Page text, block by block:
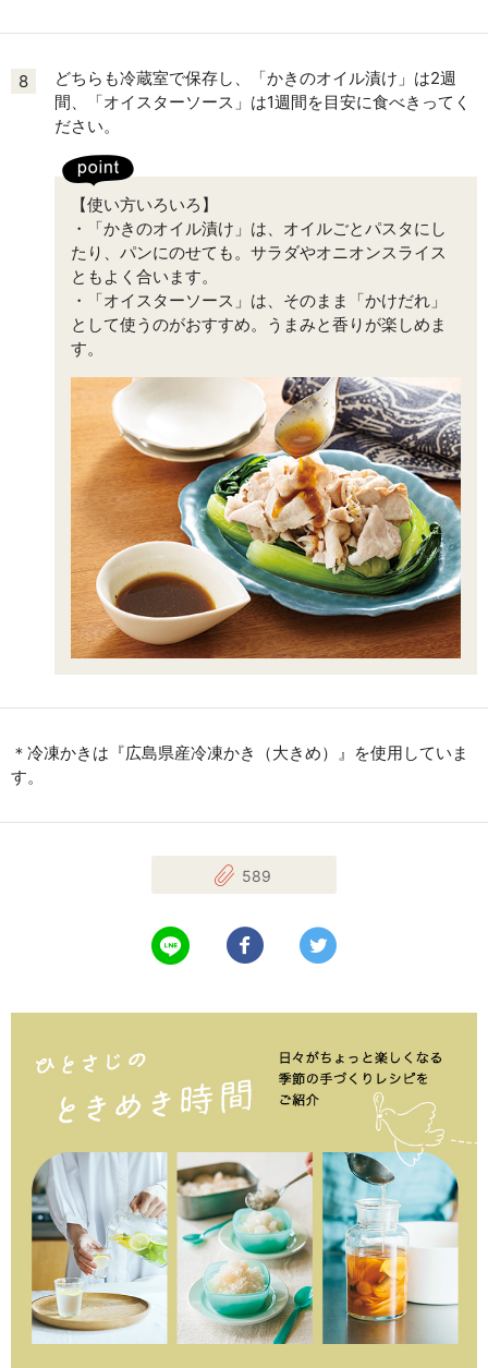
8
どちらも冷蔵室で保存し、「かきのオイル漬け」は2週
間、「オイスターソース」は1週間を目安に食べきってく
ださい。
【使い方いろいろ】
・「かきのオイル漬け」は、オイルごとパスタにし
たり、パンにのせても。サラダやオニオンスライス
ともよく合います。
・「オイスターソース」は、そのまま「かけだれ」
として使うのがおすすめ。うまみと香りが楽しめま
す。
＊冷凍かきは『広島県産冷凍かき（大きめ）』を使用していま
す。
589
LINEで送る Facebookでシェアする